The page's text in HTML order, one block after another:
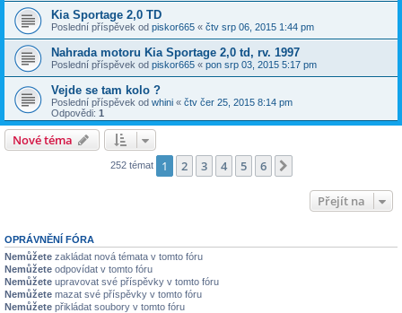
Kia Sportage 2,0 TD
Poslední příspěvek od piskor665 « čtv srp 06, 2015 1:44 pm
Nahrada motoru Kia Sportage 2,0 td, rv. 1997
Poslední příspěvek od piskor665 « pon srp 03, 2015 5:17 pm
Vejde se tam kolo ?
Poslední příspěvek od whini « čtv čer 25, 2015 8:14 pm
Odpovědi: 1
Nové téma
252 témat 1 2 3 4 5 6
Přejít na
OPRÁVNĚNÍ FÓRA
Nemůžete zakládat nová témata v tomto fóru
Nemůžete odpovídat v tomto fóru
Nemůžete upravovat své příspěvky v tomto fóru
Nemůžete mazat své příspěvky v tomto fóru
Nemůžete přikládat soubory v tomto fóru